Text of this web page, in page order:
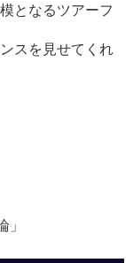
となるツアーフ
スを見せてくれ
」